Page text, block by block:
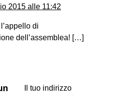
2015 alle 11:42
di
dell’assemblea! […]
Il tuo indirizzo